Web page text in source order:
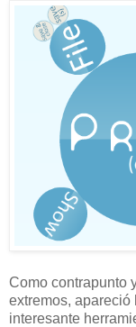
Como contrapunto
extremos, apareció
interesante